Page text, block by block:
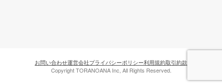
お問い合わせ運営会社プライバシーポリシー利用規約取引約款
Copyright TORANOANA Inc, All Rights Reserved.